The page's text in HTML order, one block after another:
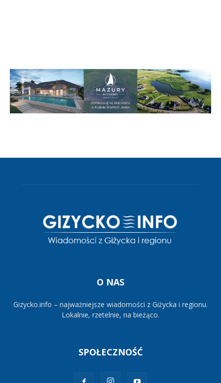
O NAS
Gizycko.info – najważniejsze wiadomości z Giżycka i regionu.
Lokalnie, rzetelnie, na bieżąco.
SPOŁECZNOŚĆ